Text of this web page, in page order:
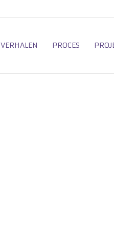
VERHALEN PROCES